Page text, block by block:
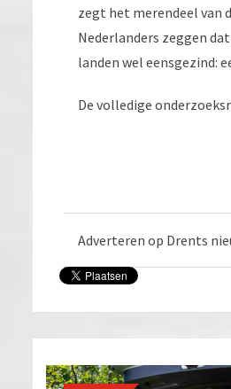
zegt het merendeel van
Nederlanders zeggen
landen wel eensgezind:
De volledige
Adverteren op Drents